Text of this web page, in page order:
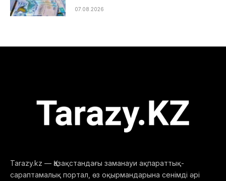
07.08.2026
Tarazy.kz — Қазақстандағы заманауи ақпараттық-
сараптамалық портал, өз оқырмандарына сенімді әрі